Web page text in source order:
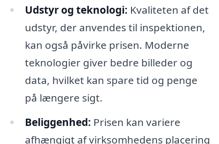
Udstyr og teknologi: Kvaliteten af det
udstyr, der anvendes til inspektionen,
kan også påvirke prisen. Moderne
teknologier giver bedre billeder og
data, hvilket kan spare tid og penge
på længere sigt.
Beliggenhed: Prisen kan variere
afhængigt af virksomhedens placering